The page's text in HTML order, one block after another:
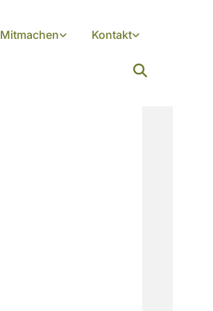
Mitmachen Kontakt